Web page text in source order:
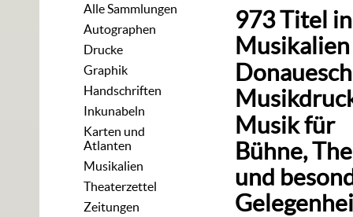
Alle Sammlungen
Autographen
Drucke
Graphik
Handschriften
Inkunabeln
Karten und
Atlanten
Musikalien
Theaterzettel
Zeitungen
973Titel in
Musikalien
Musik für
Bühne,
und